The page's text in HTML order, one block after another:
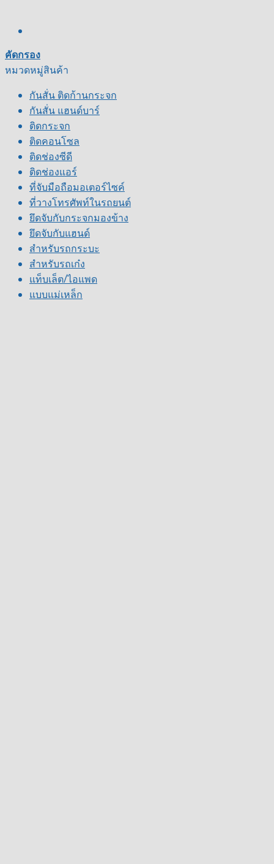
คัดกรอง
หมวดหมู่สินค้า
กันสั่น ติดก้านกระจก
กันสั่น แฮนด์บาร์
ติดกระจก
ติดคอนโซล
ติดช่องซีดี
ติดช่องแอร์
ที่จับมือถือมอเตอร์ไซค์
ที่วางโทรศัพท์ในรถยนต์
ยึดจับกับกระจกมองข้าง
ยึดจับกับแฮนด์
สำหรับรถกระบะ
สำหรับรถเก๋ง
แท็บเล็ต/ไอแพด
แบบแม่เหล็ก